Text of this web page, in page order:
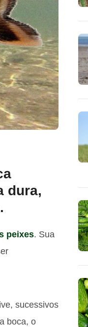
dura,
peixes. Sua
sucessivos
boca, o